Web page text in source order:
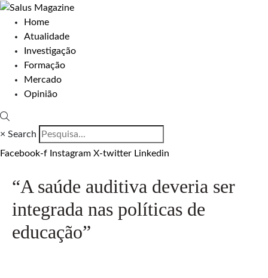
Home
Atualidade
Investigação
Formação
Mercado
Opinião
× Search
Facebook-f Instagram X-twitter Linkedin
“A saúde auditiva deveria ser
integrada nas políticas de
educação”